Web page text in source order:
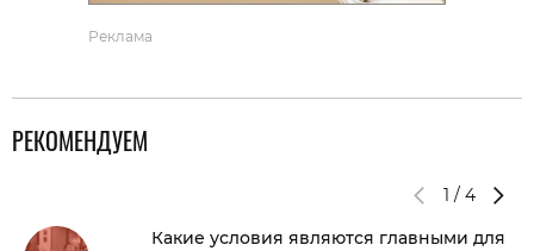
Реклама
РЕКОМЕНДУЕМ
1 / 4
Какие условия являются главными для